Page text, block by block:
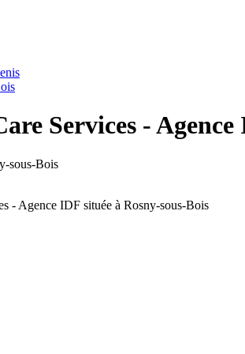
Services - Agence
sous-Bois
- Agence IDF située à Rosny-sous-Bois